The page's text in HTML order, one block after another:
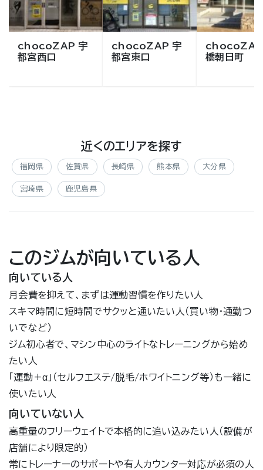
chocoZAP 宇
都宮西口
chocoZAP 宇
都宮東口
chocoZAP
橋朝日町
近くのエリアを探す
福岡県 佐賀県 長崎県 熊本県 大分県
宮崎県 鹿児島県
このジムが向いている人
向いている人
月会費を抑えて、まずは運動習慣を作りたい人
スキマ時間に短時間でサクッと通いたい人（買い物・通勤つ
いでなど）
ジム初心者で、マシン中心のライトなトレーニングから始め
たい人
「運動＋α」（セルフエステ/脱毛/ホワイトニング等）も一緒に
使いたい人
向いていない人
高重量のフリーウェイトで本格的に追い込みたい人（設備が
店舗により限定的）
常にトレーナーのサポートや有人カウンター対応が必須の人